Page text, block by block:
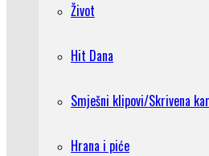
Život
Hit Dana
Smješni klipovi/Skrivena
Hrana i piće